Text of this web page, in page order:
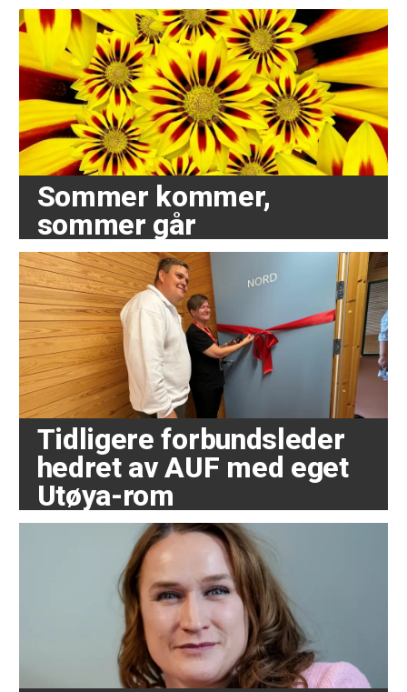
Sommer kommer,
sommer går
Tidligere forbundsleder
hedret av AUF med eget
Utøya-rom